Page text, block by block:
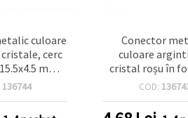
culoare
cerc
mm,
- 2 bucăți
136744
Conector
culoare
cristal roșu în
cerc,COD: